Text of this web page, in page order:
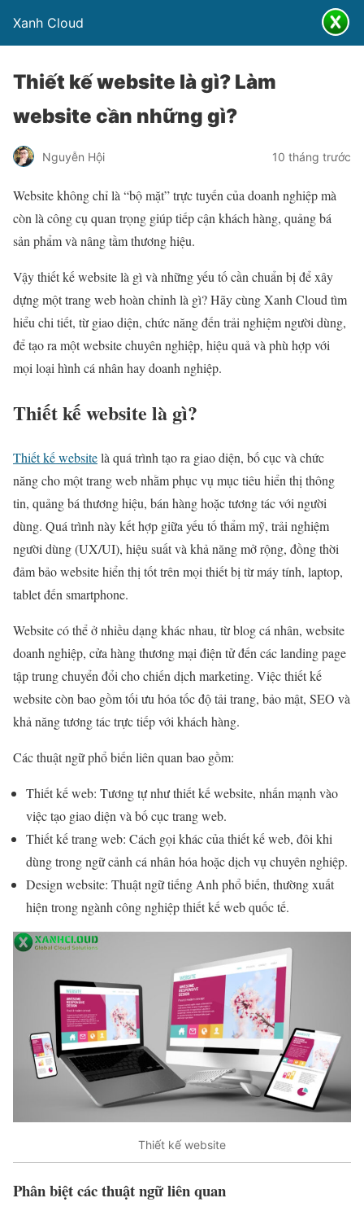
Xanh Cloud
Thiết kế website là gì? Làm
website cần những gì?
Nguyễn Hội 10 tháng trước
Website không chỉ là “bộ mặt” trực tuyến của doanh nghiệp mà
còn là công cụ quan trọng giúp tiếp cận khách hàng, quảng bá
sản phẩm và nâng tầm thương hiệu.
Vậy thiết kế website là gì và những yếu tố cần chuẩn bị để xây
dựng một trang web hoàn chỉnh là gì? Hãy cùng Xanh Cloud tìm
hiểu chi tiết, từ giao diện, chức năng đến trải nghiệm người dùng,
để tạo ra một website chuyên nghiệp, hiệu quả và phù hợp với
mọi loại hình cá nhân hay doanh nghiệp.
Thiết kế website là gì?
Thiết kế websitelà quá trình tạo ra giao diện, bố cục và chức
năng cho một trang web nhằm phục vụ mục tiêu hiển thị thông
tin, quảng bá thương hiệu, bán hàng hoặc tương tác với người
dùng. Quá trình này kết hợp giữa yếu tố thẩm mỹ, trải nghiệm
người dùng (UX/UI), hiệu suất và khả năng mở rộng, đồng thời
đảm bảo website hiển thị tốt trên mọi thiết bị từ máy tính, laptop,
tablet đến smartphone.
Website có thể ở nhiều dạng khác nhau, từ blog cá nhân, website
doanh nghiệp, cửa hàng thương mại điện tử đến các landing page
tập trung chuyển đổi cho chiến dịch marketing. Việc thiết kế
website còn bao gồm tối ưu hóa tốc độ tải trang, bảo mật, SEO và
khả năng tương tác trực tiếp với khách hàng.
Các thuật ngữ phổ biến liên quan bao gồm:
Thiết kế web: Tương tự như thiết kế website, nhấn mạnh vào
việc tạo giao diện và bố cục trang web.
Thiết kế trang web: Cách gọi khác của thiết kế web, đôi khi
dùng trong ngữ cảnh cá nhân hóa hoặc dịch vụ chuyên nghiệp.
Design website: Thuật ngữ tiếng Anh phổ biến, thường xuất
hiện trong ngành công nghiệp thiết kế web quốc tế.
Thiết kế website
Phân biệt các thuật ngữ liên quan